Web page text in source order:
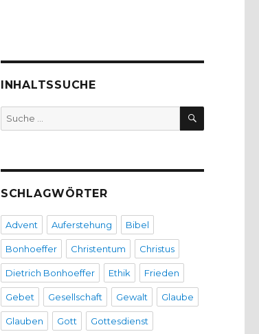
INHALTSSUCHE
Suche
nach:
SUCHEN
SCHLAGWÖRTER
Advent Auferstehung Bibel
Bonhoeffer Christentum Christus
Dietrich Bonhoeffer Ethik Frieden
Gebet Gesellschaft Gewalt Glaube
Glauben Gott Gottesdienst